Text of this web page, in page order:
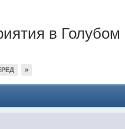
в Голубом
»